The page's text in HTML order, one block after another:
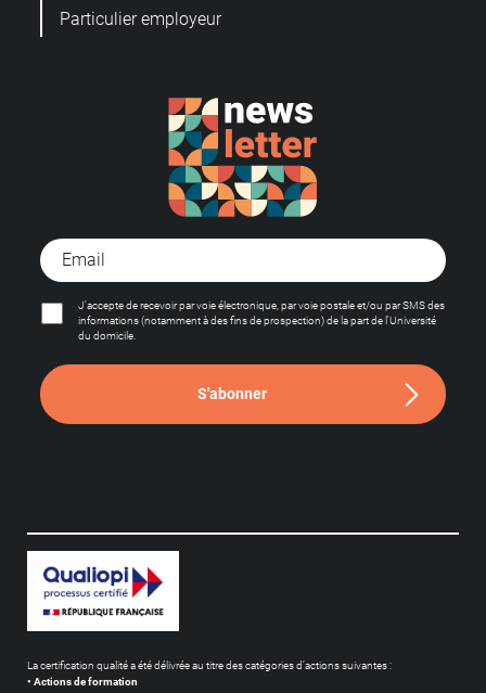
Particulier employeur
J'accepte de recevoir par voie électronique, par voie postale et/ou par SMS des
informations (notamment à des fins de prospection) de la part de l'Université
du domicile.
S'abonner
La certification qualité a été délivrée au titre des catégories d’actions suivantes :
• Actions de formation